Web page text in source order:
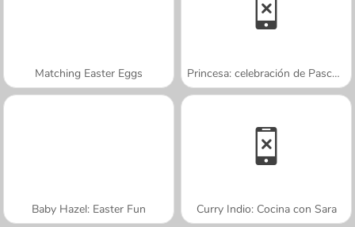
Matching Easter Eggs Princesa: celebración de Pascuas
Baby Hazel: Easter Fun Curry Indio: Cocina con Sara